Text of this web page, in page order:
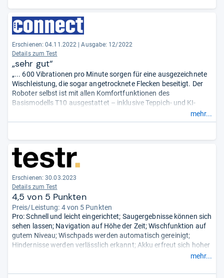
Erschienen: 04.11.2022 | Ausgabe: 12/2022
Details zum Test
„sehr gut“
„... 600 Vibrationen pro Minute sorgen für eine ausgezeichnete
Wischleistung, die sogar angetrocknete Flecken beseitigt. Der
Roboter selbst ist mit allen Komfortfunktionen des
Basismodells T10 ausgestattet – inklusive Teppich- und KI-
basierter Hinderniserkennung, der Unterstützung verschiedener
Sprachassistenten und einem inte grierten Videomanager samt
mehr...
Erschienen: 30.03.2023
Details zum Test
4,5 von 5 Punkten
Preis/Leistung: 4 von 5 Punkten
Pro: Schnell und leicht eingerichtet; Saugergebnisse können sich
sehen lassen; Navigation auf Höhe der Zeit; Wischfunktion auf
gutem Niveau; Wischpads werden automatisch gereinigt;
Hindernisse werden verlässlich erkannt; Akku erfreut sich hoher
Wischpads werden nicht angehoben; hohe
mehr...